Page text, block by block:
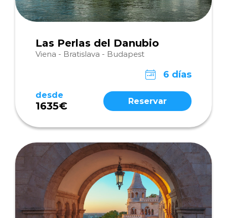
Las Perlas del Danubio
Viena - Bratislava - Budapest
6 días
desde
1635€ Reservar